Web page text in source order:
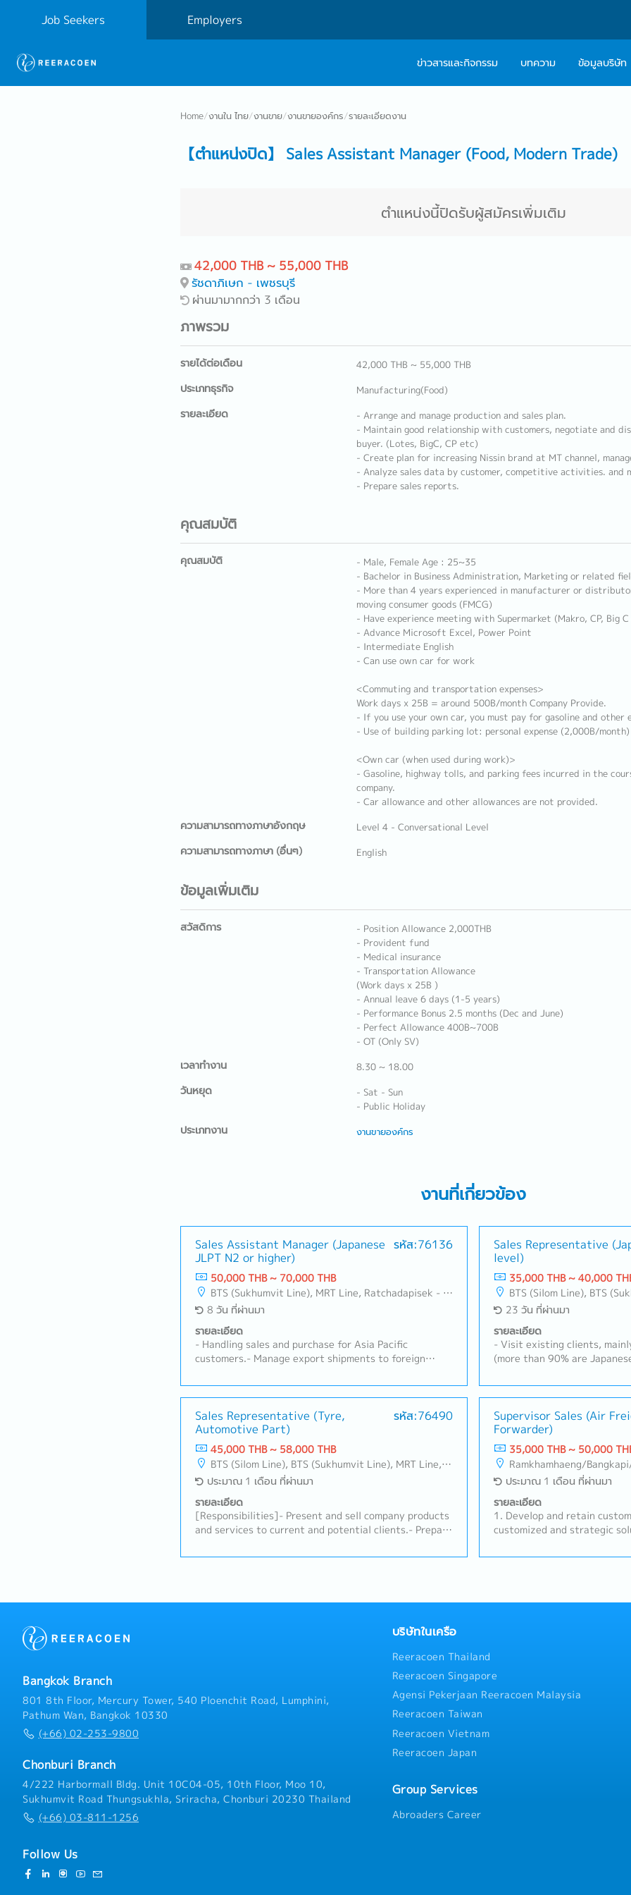
Job Seekers Employers
ข่าวสารและกิจกรรม บทความ ข้อมูลบริษัท
Home/งานใน ไทย/งานขาย/งานขายองค์กร/รายละเอียดงาน
【ตำแหน่งปิด】 Sales Assistant Manager (Food, Modern Trade)
ตำแหน่งนี้ปิดรับผู้สมัครเพิ่มเติม
42,000 THB ~ 55,000 THB
รัชดาภิเษก - เพชรบุรี
ผ่านมามากกว่า 3 เดือน
ภาพรวม
รายได้ต่อเดือน 42,000 THB ~ 55,000 THB
ประเภทธุรกิจ Manufacturing(Food)
รายละเอียด
- Arrange and manage production and sales plan.
- Maintain good relationship with customers, negotiate and
buyer. (Lotes, BigC, CP etc)
- Create plan for increasing Nissin brand at MT channel,
- Analyze sales data by customer, competitive activities. and
- Prepare sales reports.
คุณสมบัติ
คุณสมบัติ
- Male, Female Age : 25~35
- Bachelor in Business Administration, Marketing or related
- More than 4 years experienced in manufacturer or
moving consumer goods (FMCG)
- Have experience meeting with Supermarket (Makro, CP, Big
- Advance Microsoft Excel, Power Point
- Intermediate English
- Can use own car for work
<Commuting and transportation expenses>
Work days x 25B = around 500B/month Company Provide.
- If you use your own car, you must pay for gasoline and other
- Use of building parking lot: personal expense (2,000B/month)
<Own car (when used during work)>
- Gasoline, highway tolls, and parking fees incurred in the
company.
- Car allowance and other allowances are not provided.
ความสามารถทางภาษาอังกฤษ Level 4 - Conversational Level
ความสามารถทางภาษา (อื่นๆ) English
ข้อมูลเพิ่มเติม
สวัสดิการ
- Position Allowance 2,000THB
- Provident fund
- Medical insurance
- Transportation Allowance
(Work days x 25B )
- Annual leave 6 days (1-5 years)
- Performance Bonus 2.5 months (Dec and June)
- Perfect Allowance 400B~700B
- OT (Only SV)
เวลาทำงาน 8.30 ~ 18.00
วันหยุด
- Sat - Sun
- Public Holiday
ประเภทงาน งานขายองค์กร
งานที่เกี่ยวข้อง
Sales Assistant Manager (Japanese
JLPT N2 or higher)
รหัส:76136
50,000 THB ~ 70,000 THB
BTS (Sukhumvit Line), MRT Line, Ratchadapisek - Phetchaburi
8 วัน ที่ผ่านมา
รายละเอียด
- Handling sales and purchase for Asia Pacific
customers.- Manage export shipments to foreign
planning and forecasting for manager and superior.-
Receive customers' inquiries and prepare quotations.-
Follow up customer payments to ensure they are on
time.- Able to go abroad to visit customers and
suppliers from time to time.- Other duties as assigned
by superior
Sales Representative
level)
35,000 THB ~ 40,000
BTS (Silom Line), BTS (Sukhumvit Line), MRT Line, Rama III, Ratchadapisek - Phetchaburi, Changwattana - Ngam Wong Wan, Lat Phrao, Din Daeng/Vibhavadi/Don Muang, Rama II, Phra Pradaeng - Suksawat, King Kaew-
23 วัน ที่ผ่านมา
รายละเอียด
- Visit existing clients,
(more than 90% are
Complaints, etc.)- New
documents, PO, and etc. in
about the products in the
Manager (Thai and Japanese)
Sales Representative (Tyre,
Automotive Part)
รหัส:76490
45,000 THB ~ 58,000 THB
BTS (Silom Line), BTS (Sukhumvit Line), MRT Line, Rama III, Ratchadapisek - Phetchaburi, Phaya Thai, Ratchathewi, Pathum Wan, Huai Khwang, Dusit, Phra Nakhon, Pom Prap Sattru Phai, Samphanthawong
ประมาณ 1 เดือน ที่ผ่านมา
รายละเอียด
[Responsibilities]- Present and sell company products
and services to current and potential clients.- Prepare
and to project the number of contacts to be made.-
assigned accounts.- Prepare presentations, proposals,
materials and current product knowledge.- Establish
clients.- Prepare paperwork to activate and maintain
contract services.- Manage account services through
client concerns.- Prepare various status reports,
including activity, closings, follow-up, and adherence
to goals.- Communicate new product and service
opportunities, special developments, sales
information, or feedback from field activity to
to accomplish the work required to close sales.-
Develop and implement special sales activities to
reduce stock.- Follow up on accounts receivable,
Supervisor Sales (Air
Forwarder)
35,000 THB ~ 50,000
Ramkhamhaeng/
ประมาณ 1 เดือน ที่ผ่านมา
รายละเอียด
1. Develop and retain
customized and strategic
the customer base3.
successfully5. Meet and
follow up on new customer
needed7. Issue quotations
handle complaints and
solutions to achieve
weekly, monthly, and
Bangkok Branch
801 8th Floor, Mercury Tower, 540 Ploenchit Road, Lumphini,
Pathum Wan, Bangkok 10330
(+66) 02-253-9800
Chonburi Branch
4/222 Harbormall Bldg. Unit 10C04-05, 10th Floor, Moo 10,
Sukhumvit Road Thungsukhla, Sriracha, Chonburi 20230 Thailand
(+66) 03-811-1256
Follow Us
บริษัทในเครือ
Reeracoen Thailand
Reeracoen Singapore
Agensi Pekerjaan Reeracoen Malaysia
Reeracoen Taiwan
Reeracoen Vietnam
Reeracoen Japan
Group Services
Abroaders Career